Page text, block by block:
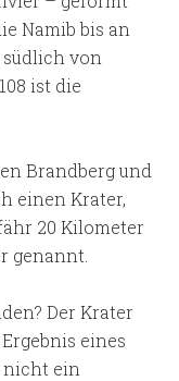
Namib bis an
von
ist die
Brandberg und
einen Krater,
20 Kilometer
genannt.
Der Krater
eines
nicht ein